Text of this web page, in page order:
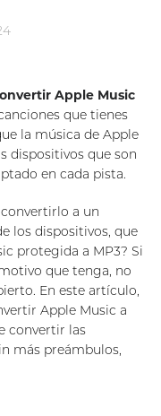
Apple Music
que tienes
la música de Apple
dispositivos que son
en cada pista.
a un
los dispositivos, que
protegida a MP3? Si
que tenga, no
En este artículo,
Apple Music a
convertir las
más preámbulos,